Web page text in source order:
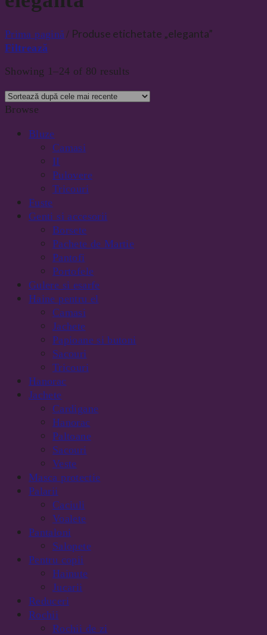
Prima pagină/ Produse etichetate „eleganta”
Filtrează
Showing 1–24 of 80 results
Browse
Bluze
Camasi
II
Pulovere
Tricouri
Fuste
Genti si accesorii
Borsete
Pachete de Martie
Pantofi
Portofele
Gulere si esarfe
Haine pentru el
Camasi
Jachete
Papioane si butoni
Sacouri
Tricouri
Hanorac
Jachete
Cardigane
Hanorac
Paltoane
Sacouri
Veste
Masca protectie
Palarii
Caciuli
Voalete
Pantaloni
Salopete
Pentru copii
Hainute
Jucarii
Reduceri
Rochii
Rochii de zi